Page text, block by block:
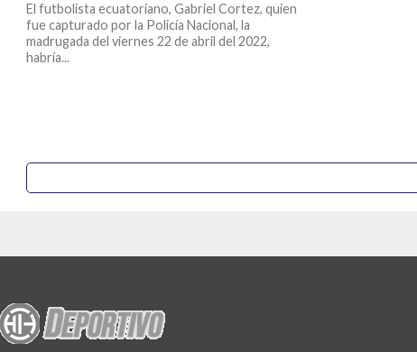
El futbolista ecuatoriano, Gabriel Cortez, quien
fue capturado por la Policía Nacional, la
madrugada del viernes 22 de abril del 2022,
habría...